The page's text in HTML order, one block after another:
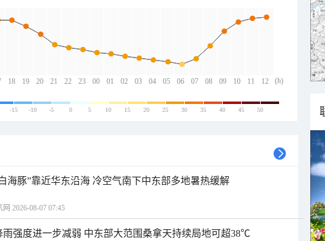
18 19 20 21 22 23 00 01 02 03 04 05 06 07 08 09 10 11 12
(h)
-15 -10 -5 0 5 10 15 20 25 30 35 40 45 50
海豚”靠近华东沿海 冷空气南下中东部多地暑热缓解
网 2026-08-07 07:45
雨强度进一步减弱 中东部大范围桑拿天持续局地可超38℃